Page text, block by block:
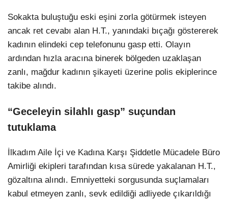
Sokakta buluştuğu eski eşini zorla götürmek isteyen
ancak ret cevabı alan H.T., yanındaki bıçağı göstererek
kadının elindeki cep telefonunu gasp etti. Olayın
ardından hızla aracına binerek bölgeden uzaklaşan
zanlı, mağdur kadının şikayeti üzerine polis ekiplerince
takibe alındı.
“Geceleyin silahlı gasp” suçundan
tutuklama
İlkadım Aile İçi ve Kadına Karşı Şiddetle Mücadele Büro
Amirliği ekipleri tarafından kısa sürede yakalanan H.T.,
gözaltına alındı. Emniyetteki sorgusunda suçlamaları
kabul etmeyen zanlı, sevk edildiği adliyede çıkarıldığı